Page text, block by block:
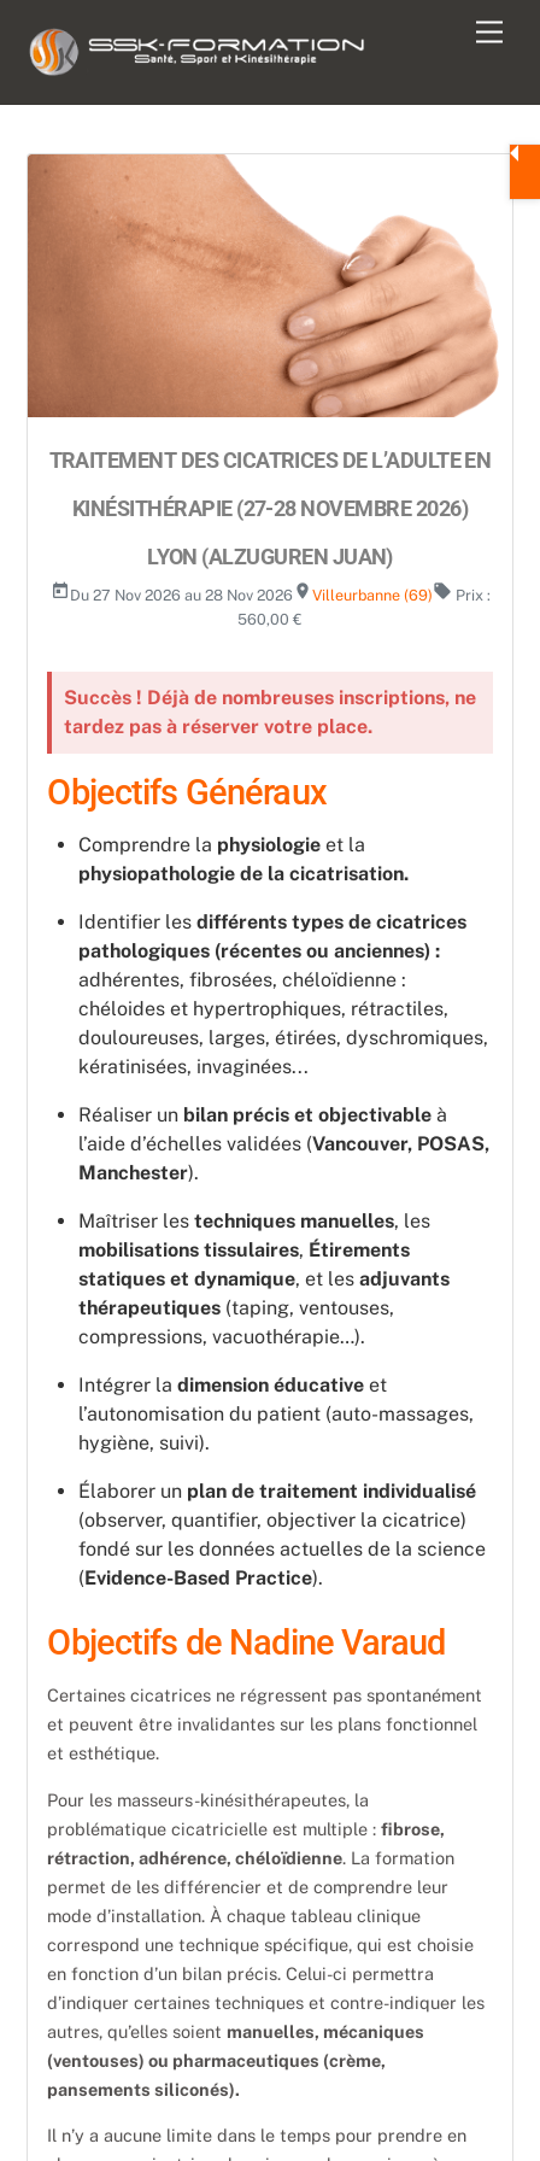
content
TRAITEMENT DES CICATRICES DE L’ADULTE EN
KINÉSITHÉRAPIE (27-28 NOVEMBRE 2026)
LYON (ALZUGUREN JUAN)
today Du 27 Nov 2026 au 28 Nov 2026 room Villeurbanne (69)local_offer Prix :
560,00 €
Succès ! Déjà de nombreuses inscriptions, ne
tardez pas à réserver votre place.
Objectifs Généraux
Comprendre la physiologie et la
physiopathologie de la cicatrisation.
Identifier les différents types de cicatrices
pathologiques (récentes ou anciennes) :
adhérentes, fibrosées, chéloïdienne :
chéloides et hypertrophiques, rétractiles,
douloureuses, larges, étirées, dyschromiques,
kératinisées, invaginées...
Réaliser un bilan précis et objectivable à
l’aide d’échelles validées (Vancouver, POSAS,
Manchester).
Maîtriser les techniques manuelles, les
mobilisations tissulaires, Étirements
statiques et dynamique, et les adjuvants
thérapeutiques (taping, ventouses,
compressions, vacuothérapie…).
Intégrer la dimension éducative et
l’autonomisation du patient (auto-massages,
hygiène, suivi).
Élaborer un plan de traitement individualisé
(observer, quantifier, objectiver la cicatrice)
fondé sur les données actuelles de la science
(Evidence-Based Practice).
Objectifs de Nadine Varaud
Certaines cicatrices ne régressent pas spontanément
et peuvent être invalidantes sur les plans fonctionnel
et esthétique.
Pour les masseurs-kinésithérapeutes, la
problématique cicatricielle est multiple :fibrose,
rétraction, adhérence, chéloïdienne. La formation
permet de les différencier et de comprendre leur
mode d’installation. À chaque tableau clinique
correspond une technique spécifique, qui est choisie
en fonction d’un bilan précis. Celui-ci permettra
d’indiquer certaines techniques et contre-indiquer les
autres, qu’elles soient manuelles, mécaniques
(ventouses) ou pharmaceutiques (crème,
pansements siliconés).
Il n’y a aucune limite dans le temps pour prendre en